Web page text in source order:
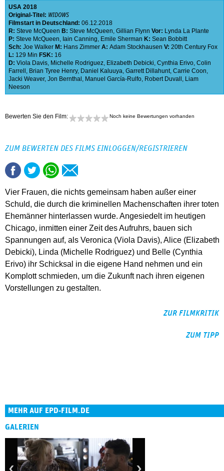
USA 2018
Original-Titel: WIDOWS
Filmstart in Deutschland: 06.12.2018
R: Steve McQueen B: Steve McQueen, Gillian Flynn Vor: Lynda La Plante
P: Steve McQueen, Iain Canning, Emile Sherman K: Sean Bobbitt
Sch: Joe Walker M: Hans Zimmer A: Adam Stockhausen V: 20th Century Fox
L: 129 Min FSK: 16
D: Viola Davis, Michelle Rodriguez, Elizabeth Debicki, Cynthia Erivo, Colin
Farrell , Brian Tyree Henry, Daniel Kaluuya, Garrett Dillahunt, Carrie Coon,
Jacki Weaver, Jon Bernthal , Manuel García-Rulfo, Robert Duvall , Liam
Neeson
Bewerten Sie den Film: Noch keine Bewertungen vorhanden
ZUM BEWERTEN DES FILMS EINLOGGEN/REGISTRIEREN
Vier Frauen, die nichts gemeinsam haben außer einer
Schuld, die durch die kriminellen Machenschaften ihrer toten
Ehemänner hinterlassen wurde. Angesiedelt im heutigen
Chicago, inmitten einer Zeit des Aufruhrs, bauen sich
Spannungen auf, als Veronica (Viola Davis), Alice (Elizabeth
Debicki), Linda (Michelle Rodriguez) und Belle (Cynthia
Erivo) ihr Schicksal in die eigene Hand nehmen und ein
Komplott schmieden, um die Zukunft nach ihren eigenen
Vorstellungen zu gestalten.
ZUR FILMKRITIK
ZUM TIPP
MEHR AUF EPD-FILM.DE
GALERIEN